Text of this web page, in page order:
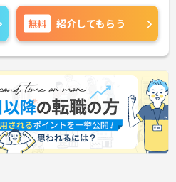
無料 紹介してもらう